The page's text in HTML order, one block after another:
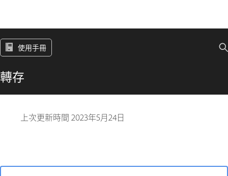
使用手冊
轉存
上次更新時間 2023年5月24日